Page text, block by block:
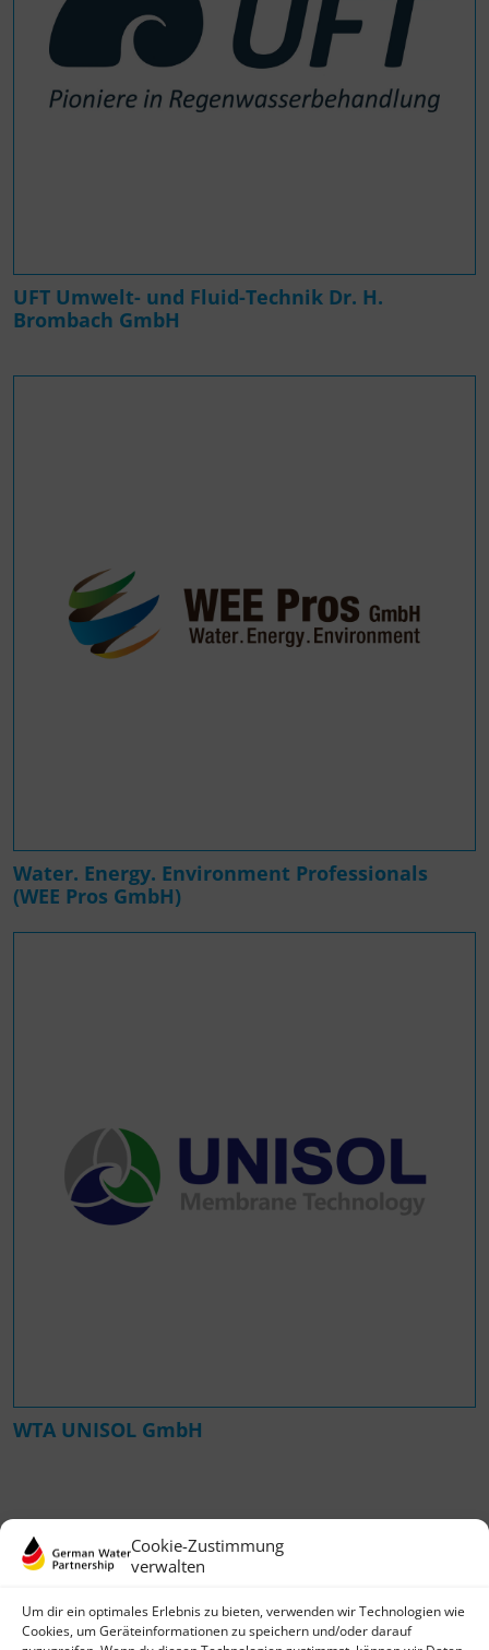
Cookie-Zustimmung
verwalten
Um dir ein optimales Erlebnis zu bieten, verwenden wir Technologien wie
Cookies, um Geräteinformationen zu speichern und/oder darauf
UFT Umwelt- und Fluid-Technik Dr. H.
Brombach GmbH
Water. Energy. Environment Professionals
(WEE Pros GmbH)
WTA UNISOL GmbH